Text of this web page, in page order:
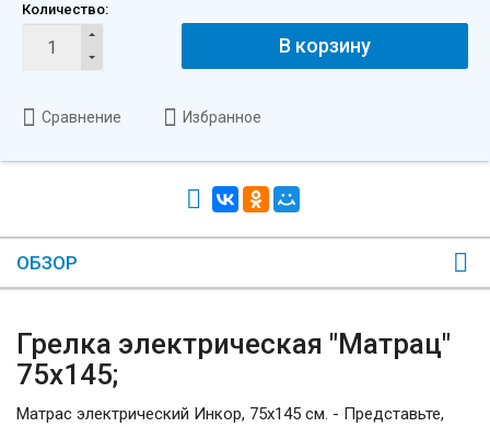
Количество:
В корзину
Сравнение Избранное
ОБЗОР
Грелка электрическая "Матрац"
75х145;
Матрас электрический Инкор, 75х145 см. - Представьте,